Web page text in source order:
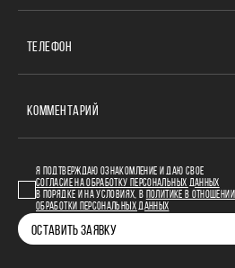
ТЕЛЕФОН
КОММЕНТАРИЙ
Я ПОДТВЕРЖДАЮ ОЗНАКОМЛЕНИЕ И ДАЮ СВОЕ
СОГЛАСИЕ НА ОБРАБОТКУ ПЕРСОНАЛЬНЫХ ДАННЫХ
В ПОРЯДКЕ И НА УСЛОВИЯХ, В
ПОЛИТИКЕ В ОТНОШЕНИИ
ОБРАБОТКИ ПЕРСОНАЛЬНЫХ ДАННЫХ
ОСТАВИТЬ ЗАЯВКУ